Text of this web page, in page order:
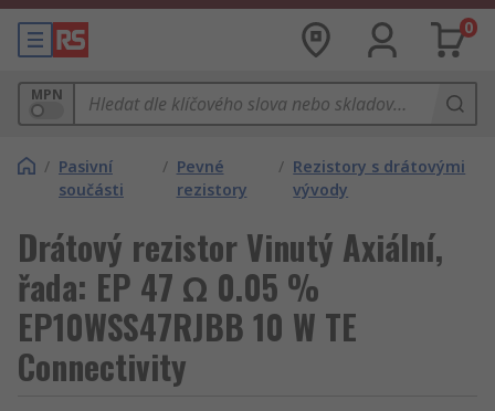
0
MPN
/ Pasivní
součásti
/ Pevné
rezistory
/ Rezistory s drátovými
vývody
Drátový rezistor Vinutý Axiální,
řada: EP 47 Ω 0.05 %
EP10WSS47RJBB 10 W TE
Connectivity